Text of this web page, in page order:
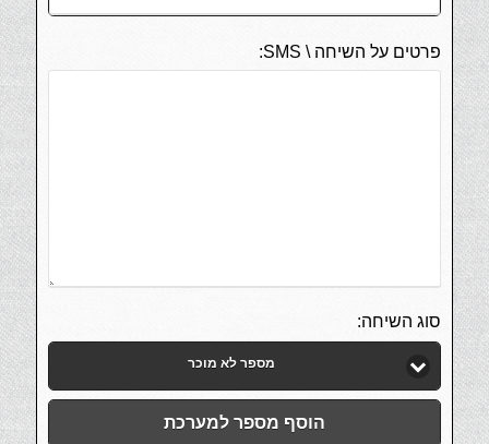
פרטים על השיחה \ SMS:
סוג השיחה:
מספר לא מוכר
הוסף מספר למערכת